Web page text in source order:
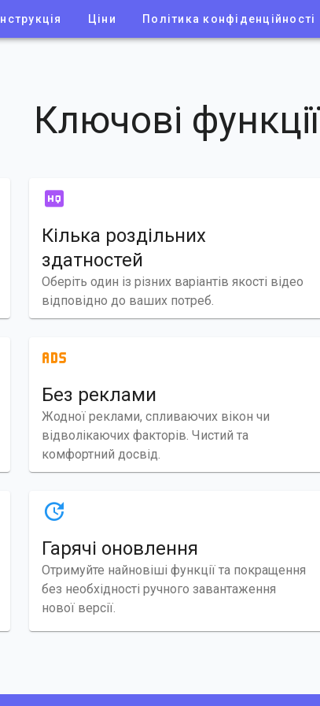
Інструкція Ціни Політика конфіденційності
Ключові функції
Кілька роздільних
здатностей
Оберіть один із різних варіантів якості відео
відповідно до ваших потреб.
Без реклами
Жодної реклами, спливаючих вікон чи
відволікаючих факторів. Чистий та
комфортний досвід.
Гарячі оновлення
Отримуйте найновіші функції та покращення
без необхідності ручного завантаження
нової версії.